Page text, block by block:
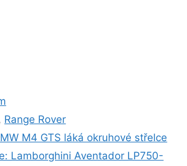
Range Rover
M4 GTS láká okruhové střelce
Lamborghini Aventador LP750-